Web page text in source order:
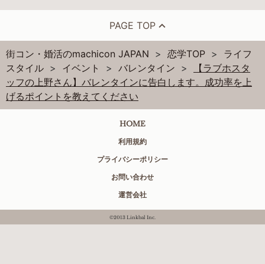
PAGE TOP
街コン・婚活のmachicon JAPAN 恋学TOP
ライフ
スタイル
イベント バレンタイン
【ラブホスタ
ッフの上野さん】バレンタインに告白します。成功率を上
げるポイントを教えてください
HOME
利用規約
プライバシーポリシー
お問い合わせ
運営会社
©2013 Linkbal Inc.